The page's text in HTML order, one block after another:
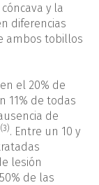
y la
diferencias
ambos tobillos
el 20% de
11% de todas
de
(3). Entre un 10 y
lesión
de las